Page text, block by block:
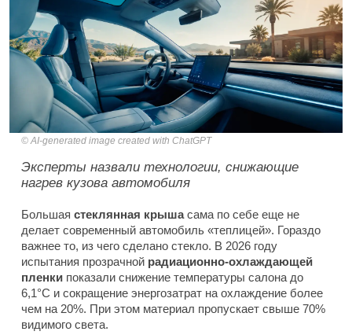
AI-generated image created with ChatGPT
Эксперты назвали технологии, снижающие
нагрев кузова автомобиля
Большая стеклянная крышасама по себе еще не
делает современный автомобиль «теплицей». Гораздо
важнее то, из чего сделано стекло. В 2026 году
испытания прозрачной радиационно-охлаждающей
пленки показали снижение температуры салона до
6,1°C и сокращение энергозатрат на охлаждение более
чем на 20%. При этом материал пропускает свыше 70%
видимого света.